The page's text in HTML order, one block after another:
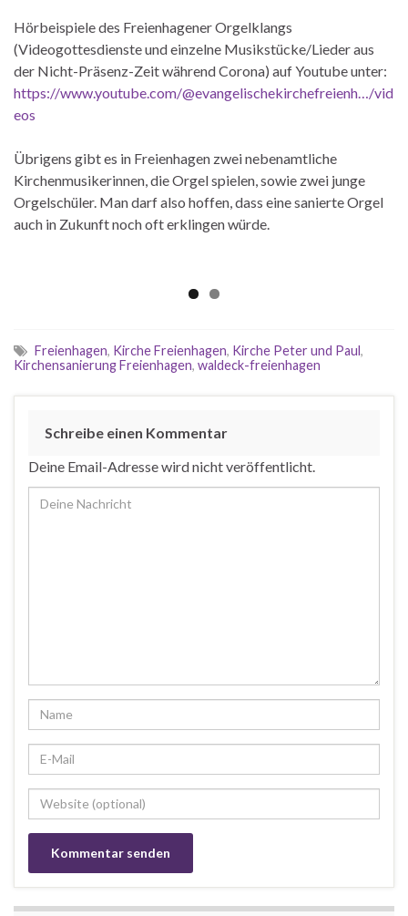
Hörbeispiele des Freienhagener Orgelklangs
(Videogottesdienste und einzelne Musikstücke/Lieder aus
der Nicht-Präsenz-Zeit während Corona) auf Youtube unter:
https://www.youtube.com/@evangelischekirchefreienh…/vid
eos
Übrigens gibt es in Freienhagen zwei nebenamtliche
Kirchenmusikerinnen, die Orgel spielen, sowie zwei junge
Orgelschüler. Man darf also hoffen, dass eine sanierte Orgel
auch in Zukunft noch oft erklingen würde.
Freienhagen, Kirche Freienhagen, Kirche Peter und Paul,
Kirchensanierung Freienhagen, waldeck-freienhagen
Schreibe einen Kommentar
Deine Email-Adresse wird nicht veröffentlicht.